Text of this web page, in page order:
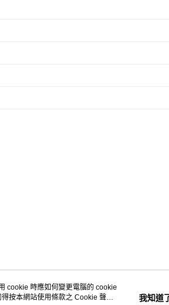
客服資訊
cookie 時應如何變更電腦的 cookie
按本網站使用條款之 Cookie 聲明
我知道